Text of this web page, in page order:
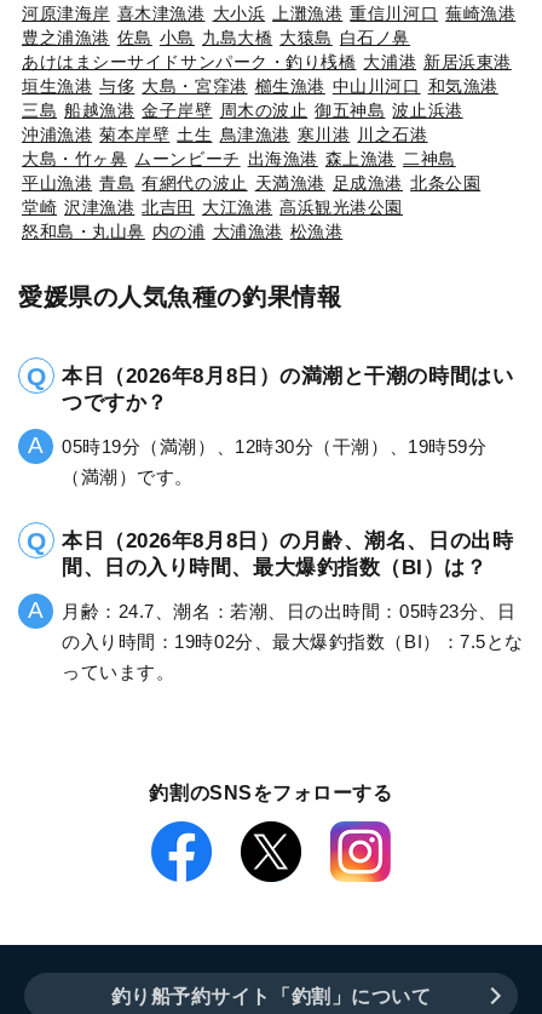
河原津海岸 喜木津漁港 大小浜 上灘漁港 重信川河口 蕪崎漁港
豊之浦漁港 佐島 小島 九島大橋 大猿島 白石ノ鼻
あけはまシーサイドサンパーク・釣り桟橋 大浦港 新居浜東港
垣生漁港 与侈 大島・宮窪港 櫛生漁港 中山川河口 和気漁港
三島 船越漁港 金子岸壁 周木の波止 御五神島 波止浜港
沖浦漁港 菊本岸壁 土生 鳥津漁港 寒川港 川之石港
大島・竹ヶ鼻 ムーンビーチ 出海漁港 森上漁港 二神島
平山漁港 青島 有網代の波止 天満漁港 足成漁港 北条公園
堂崎 沢津漁港 北吉田 大江漁港 高浜観光港公園
怒和島・丸山鼻 内の浦 大浦漁港 松漁港
愛媛県の人気魚種の釣果情報
本日（2026年8月8日）の満潮と干潮の時間はい
つですか？
05時19分（満潮）、12時30分（干潮）、19時59分
（満潮）です。
本日（2026年8月8日）の月齢、潮名、日の出時
間、日の入り時間、最大爆釣指数（BI）は？
月齢：24.7、潮名：若潮、日の出時間：05時23分、日
の入り時間：19時02分、最大爆釣指数（BI）：7.5とな
っています。
釣割のSNSをフォローする
釣り船予約サイト「釣割」について